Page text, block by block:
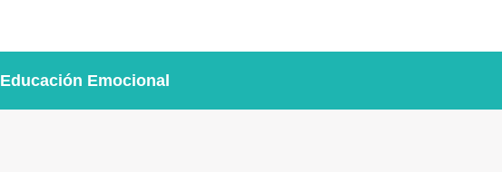
Educación Emocional